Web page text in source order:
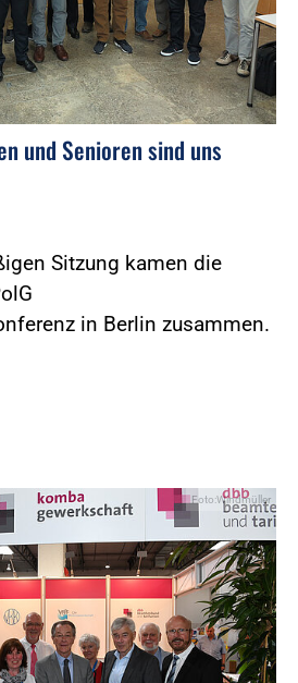
und Senioren sind uns
Sitzung kamen die
in Berlin zusammen.
Foto:Windmüller